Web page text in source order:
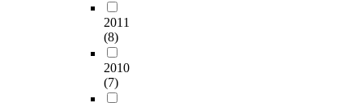
2011
(8)
2010
(7)